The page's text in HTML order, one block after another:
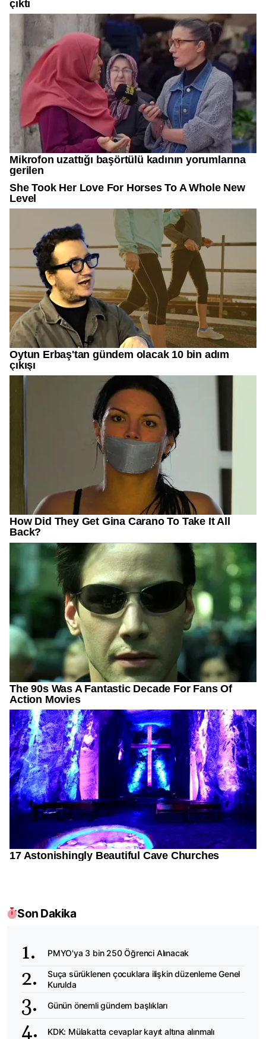
Son Dakika
PMYO'ya 3 bin 250 Öğrenci Alınacak
Suça sürüklenen çocuklara ilişkin düzenleme Genel
Kurulda
Günün önemli gündem başlıkları
KDK: Mülakatta cevaplar kayıt altına alınmalı